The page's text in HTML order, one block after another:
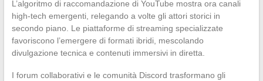
L’algoritmo di raccomandazione di YouTube mostra ora canali
high-tech emergenti, relegando a volte gli attori storici in
secondo piano. Le piattaforme di streaming specializzate
favoriscono l’emergere di formati ibridi, mescolando
divulgazione tecnica e contenuti immersivi in diretta.
I forum collaborativi e le comunità Discord trasformano gli